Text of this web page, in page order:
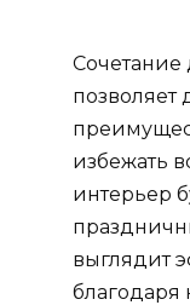
Сочетание
позволяет
избежать
интерьер
выглядит
благодаря